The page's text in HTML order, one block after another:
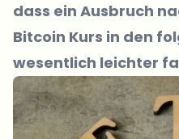
dass ein Ausbruch
Bitcoin Kurs in den
wesentlich leichter